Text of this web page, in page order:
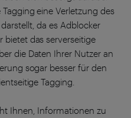
eine Verletzung des
da es Adblocker
bietet das serverseitige
die Daten Ihrer Nutzer an
sogar besser für den
Tagging.
Ihnen, Informationen zu